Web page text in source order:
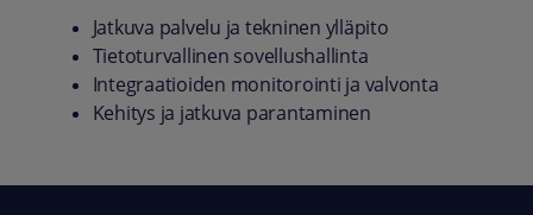
Jatkuva palvelu ja tekninen ylläpito
Tietoturvallinen sovellushallinta
Integraatioiden monitorointi ja valvonta
Kehitys ja jatkuva parantaminen